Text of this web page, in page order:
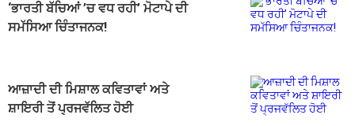
‘ਭਾਰਤੀ ਬੱਚਿਆਂ ’ਚ ਵਧ ਰਹੀ’ ਮੋਟਾਪੇ ਦੀ
ਸਮੱਸਿਆ ਚਿੰਤਾਜਨਕ!
ਆਜ਼ਾਦੀ ਦੀ ਮਿਸ਼ਾਲ ਕਵਿਤਾਵਾਂ ਅਤੇ
ਸ਼ਾਇਰੀ ਤੋਂ ਪ੍ਰਜਵੱਲਿਤ ਹੋਈ